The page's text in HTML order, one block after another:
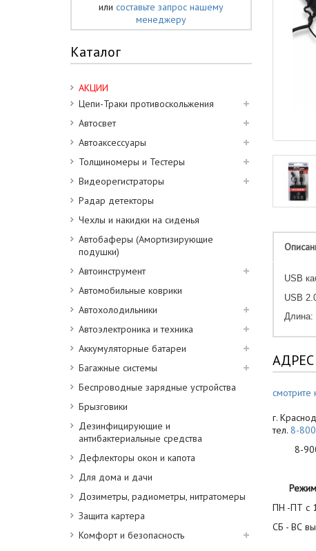
или составьте запрос нашему
менеджеру
Каталог
АКЦИИ
Цепи-Траки противоскольжения
Автосвет
Автоаксессуары
Толщиномеры и Тестеры
Видеорегистраторы
Радар детекторы
Чехлы и накидки на сиденья
Автобаферы (Амортизирующие
подушки)
Автоинструмент
Автомобильные коврики
Автохолодильники
Автоэлектроника и техника
Аккумуляторные батареи
Багажные системы
Беспроводные зарядные устройства
Брызговики
Дезинфицирующие и
антибактериальные средства
Дефлекторы окон и капота
Для дома и дачи
Дозиметры, радиометры, нитратомеры
Защита картера
Комфорт и безопасность
USB
USB
Длина:
АДРЕС
смотрите
г.
тел. 8-
8-900-
ПН -ПТ с
СБ - ВС